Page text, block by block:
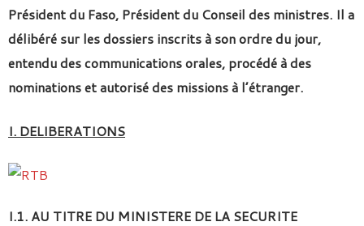
Président du Faso, Président du Conseil des ministres. Il a
délibéré sur les dossiers inscrits à son ordre du jour,
entendu des communications orales, procédé à des
nominations et autorisé des missions à l’étranger.
I. DELIBERATIONS
I.1. AU TITRE DU MINISTERE DE LA SECURITE